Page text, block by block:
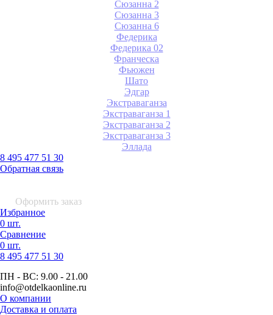
Сюзанна 2
Сюзанна 3
Сюзанна 6
Федерика
Федерика 02
Франческа
Фьюжен
Шато
Эдгар
Экстраваганза
Экстраваганза 1
Экстраваганза 2
Экстраваганза 3
Эллада
8 495 477 51 30
Обратная связь
Оформить заказ
Избранное
0 шт.
Сравнение
0 шт.
8 495 477 51 30
ПН - ВС: 9.00 - 21.00
info@otdelkaonline.ru
О компании
Доставка и оплата